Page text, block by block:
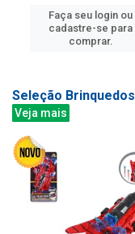
Faça seu login ou
cadastre-se para
comprar.
Seleção Brinquedos
Veja mais